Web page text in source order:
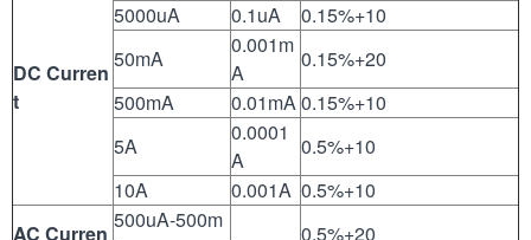
DC Curren
t
5000uA
0.1uA
0.15%+10
50mA
0.001m
A
0.15%+20
500mA
0.01mA0.15%+10
5A
0.0001
A
0.5%+10
10A
0.001A 0.5%+10
AC Curren
500uA-500m
0.5%+20